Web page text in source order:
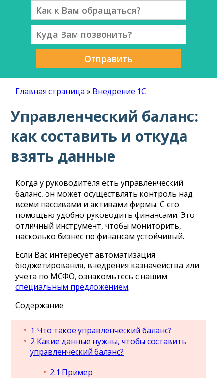
Отправить
Главная страница » Внедрение 1С
Управленческий баланс:
как составить и откуда
взять данные
Когда у руководителя есть управленческий
баланс, он может осуществлять контроль над
всеми пассивами и активами фирмы. С его
помощью удобно руководить финансами. Это
отличный инструмент, чтобы мониторить,
насколько бизнес по финансам устойчивый.
Если Вас интересует автоматизация
бюджетирования, внедрения казначейства или
учета по МСФО, ознакомьтесь с нашим
специальным предложением.
Содержание
1 Что такое управленческий баланс?
2 Какие данные нужны, чтобы составить
управленческий баланс?
2.1 Пример